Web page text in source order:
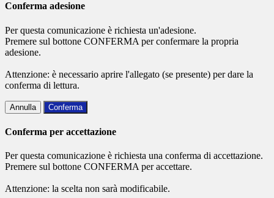
Conferma adesione
Per questa comunicazione è richiesta un'adesione.
Premere sul bottone CONFERMA per confermare la propria
adesione.
Attenzione: è necessario aprire l'allegato (se presente) per dare la
conferma di lettura.
Annulla Conferma
Conferma per accettazione
Per questa comunicazione è richiesta una conferma di accettazione.
Premere sul bottone CONFERMA per accettare.
Attenzione: la scelta non sarà modificabile.